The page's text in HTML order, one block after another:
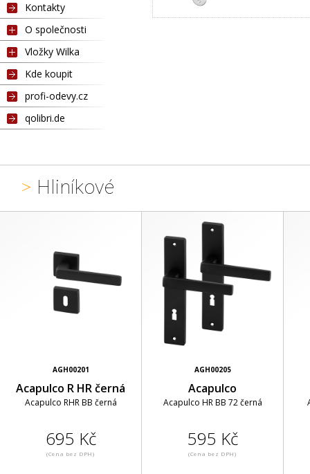
Kontakty
O společnosti
Vložky Wilka
Kde koupit
profi-odevy.cz
qolibri.de
> Hliníkové
AGH00201
Acapulco R HR černá
Acapulco RHR BB černá
695 Kč
(Cena bez DPH)
AGH00205
Acapulco
Acapulco HR BB 72 černá
595 Kč
(Cena bez DPH)